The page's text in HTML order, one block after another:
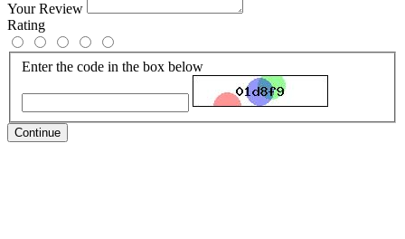
Your Review
Rating
Enter the code in the box below
Continue